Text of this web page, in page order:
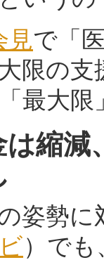
見で「
限の
最大限
は縮
姿勢に
）でも